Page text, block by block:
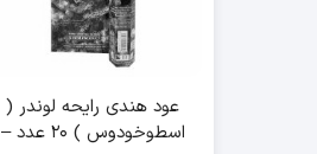
عود هندی رایحه لوندر (
اسطوخودوس ) ۲۰ عدد –